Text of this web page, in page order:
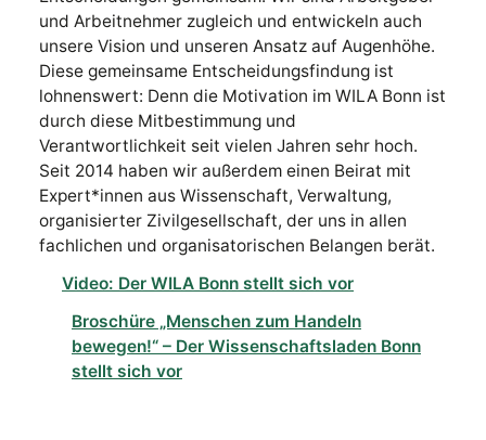
und Arbeitnehmer zugleich und entwickeln auch
unsere Vision und unseren Ansatz auf Augenhöhe.
Diese gemeinsame Entscheidungsfindung ist
lohnenswert: Denn die Motivation im WILA Bonn ist
durch diese Mitbestimmung und
Verantwortlichkeit seit vielen Jahren sehr hoch.
Seit 2014 haben wir außerdem einen Beirat mit
Expert*innen aus Wissenschaft, Verwaltung,
organisierter Zivilgesellschaft, der uns in allen
fachlichen und organisatorischen Belangen berät.
Video: Der WILA Bonn stellt sich vor
Broschüre „Menschen zum Handeln
bewegen!“ – Der Wissenschaftsladen Bonn
stellt sich vor